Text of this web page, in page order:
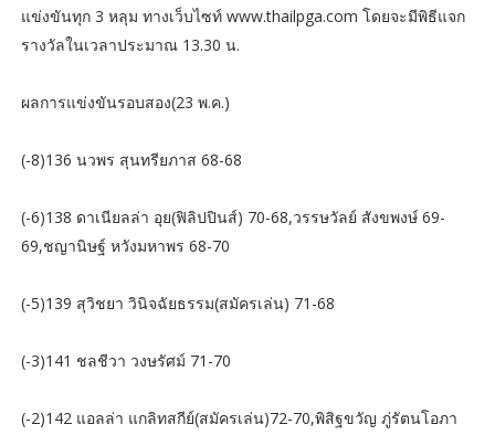
แข่งขันทุก 3 หลุม ทางเว็บไซท์ www.thailpga.com โดยจะมีพิธีแจก
รางวัลในเวลาประมาณ 13.30 น.
ผลการแข่งขันรอบสอง(23 พ.ค.)
(-8)136 นวพร สุนทรียภาส 68-68
(-6)138 ดาเนียลล่า อุย(ฟิลิปปินส์) 70-68,วรรษวัลย์ สังขพงษ์ 69-
69,ชญานิษฐ์ หวังมหาพร 68-70
(-5)139 สุวิชยา วินิจฉัยธรรม(สมัครเล่น) 71-68
(-3)141 ชลชีวา วงษรัศม์ 71-70
(-2)142 แอลล่า แกลิทสกีย์(สมัครเล่น)72-70,พิสิฐขวัญ ภู่รัตนโอภา